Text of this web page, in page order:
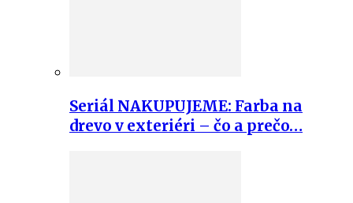
Seriál NAKUPUJEME: Farba na
drevo v exteriéri – čo a prečo…